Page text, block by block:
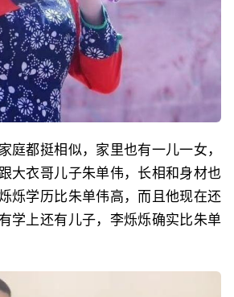
庭都挺相似，家里也有一儿一女，
大衣哥儿子朱单伟，长相和身材也
烁学历比朱单伟高，而且他现在还
学上还有儿子，李烁烁确实比朱单